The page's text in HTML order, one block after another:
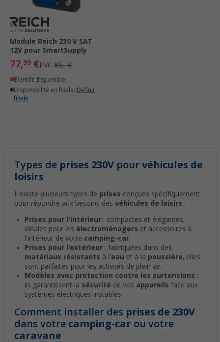
Module Reich 230 V SAT
12V pour SmartSupply
77,99 €PVC 85,- €
Bientôt disponible
Disponibilité en filiale: Définir
filiale
Types de prises 230V pour véhicules de
loisirs
Il existe plusieurs types de prises conçues spécifiquement
pour répondre aux besoins des véhicules de loisirs :
Prises pour l'intérieur : compactes et élégantes,
idéales pour les électroménagers et accessoires à
l'intérieur de votre camping-car.
Prises pour l'extérieur : fabriquées dans des
matériaux résistants à l'eau et à la poussière, elles
sont parfaites pour les activités de plein air.
Modèles avec protection contre les surtensions :
ils garantissent la sécurité de vos appareils face aux
systèmes électriques instables.
Comment installer des prises de 230V
dans votre camping-car ou votre
caravane